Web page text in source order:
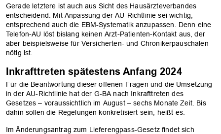
Gerade letztere ist auch aus Sicht des Hausärzteverbandes
entscheidend. Mit Anpassung der AU-Richtlinie sei wichtig,
entsprechend auch die EBM-Systematik anzupassen. Denn eine
Telefon-AU löst bislang keinen Arzt-Patienten-Kontakt aus, der
aber beispielsweise für Versicherten- und Chronikerpauschalen
nötig ist.
Inkrafttreten spätestens Anfang 2024
Für die Beantwortung dieser offenen Fragen und die Umsetzung
in der AU-Richtlinie hat der G-BA nach Inkrafttreten des
Gesetzes – voraussichtlich im August – sechs Monate Zeit. Bis
dahin sollen die Regelungen konkretisiert sein, heißt es.
Im Änderungsantrag zum Lieferengpass-Gesetz findet sich